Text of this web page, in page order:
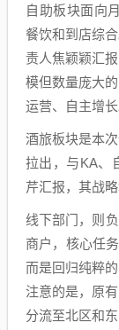
自助板块面向
餐饮和到店综
责人焦颖颖汇
模但数量庞大
运营、自主增长
酒旅板块是本
拉出，与KA、
芹汇报，其战
线下部门，则
商户，核心任
而是回归纯粹
注意的是，原
分流至北区和